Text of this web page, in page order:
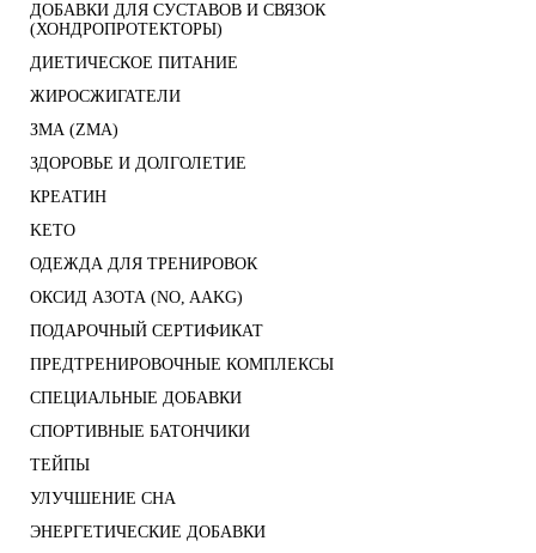
ДОБАВКИ ДЛЯ СУСТАВОВ И СВЯЗОК
(ХОНДРОПРОТЕКТОРЫ)
ДИЕТИЧЕСКОЕ ПИТАНИЕ
ЖИРОСЖИГАТЕЛИ
ЗМА (ZMA)
ЗДОРОВЬЕ И ДОЛГОЛЕТИЕ
КРЕАТИН
KETO
ОДЕЖДА ДЛЯ ТРЕНИРОВОК
ОКСИД АЗОТА (NO, AAKG)
ПОДАРОЧНЫЙ СЕРТИФИКАТ
ПРЕДТРЕНИРОВОЧНЫЕ КОМПЛЕКСЫ
СПЕЦИАЛЬНЫЕ ДОБАВКИ
СПОРТИВНЫЕ БАТОНЧИКИ
ТЕЙПЫ
УЛУЧШЕНИЕ СНА
ЭНЕРГЕТИЧЕСКИЕ ДОБАВКИ